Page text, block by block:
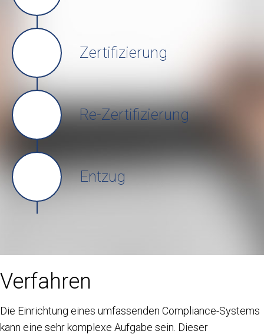
Zertifizierung
Re-Zertifizierung
Entzug
Verfahren
Die Einrichtung eines umfassenden Compliance-Systems
kann eine sehr komplexe Aufgabe sein. Dieser